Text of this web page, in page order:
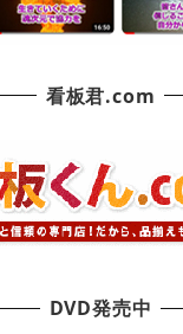
看板君.com
DVD発売中